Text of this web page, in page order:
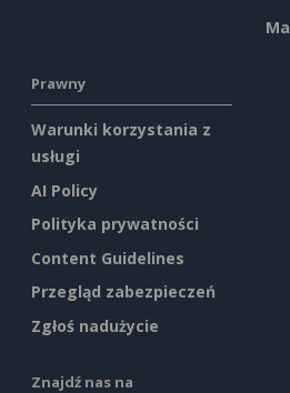
Prawny
Warunki korzystania z
usługi
AI Policy
Polityka prywatności
Content Guidelines
Przegląd zabezpieczeń
Zgłoś nadużycie
Znajdź nas na